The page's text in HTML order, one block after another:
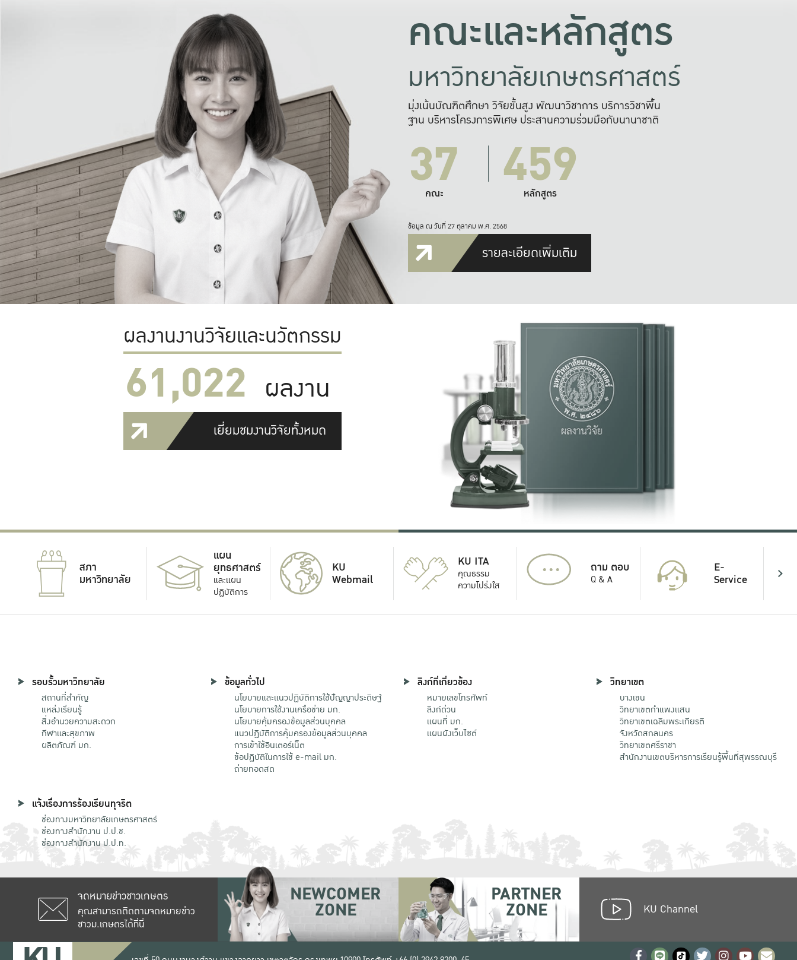
คณะและหลักสูตร
มหาวิทยาลัยเกษตรศาสตร์
มุ่งเน้นบัณฑิตศึกษา วิจัยขั้นสูง พัฒนาวิชาการ บริการวิชาพื้น
ฐาน บริหารโครงการพิเศษ ประสานความร่วมมือกับนานาชาติ
37
คณะ 459
หลักสูตร
ข้อมูล ณ วันที่ 27 ตุลาคม พ.ศ. 2568
รายละเอียดเพิ่มเติม
ผลงานงานวิจัยและนวัตกรรม
61,022 ผลงาน
เยี่ยมชมงานวิจัยทั้งหมด
สภา
มหาวิทยาลัย
แผน
ยุทธศาสตร์
และแผน
ปฏิบัติการ
KU
Webmail
KU ITA
คุณธรรม
ความโปร่งใส
... ถาม ตอบ
Q & A
E-
Service
รอบรั้วมหาวิทยาลัย
สถานที่สำคัญ
แหล่งเรียนรู้
สิ่งอำนวยความสะดวก
กีฬาและสุขภาพ
ผลิตภัณฑ์ มก.
ข้อมูลทั่วไป
นโยบายและแนวปฏิบัติการใช้ปัญญาประดิษฐ์
นโยบายการใช้งานเครือข่าย มก.
นโยบายคุ้มครองข้อมูลส่วนบุคคล
แนวปฏิบัติการคุ้มครองข้อมูลส่วนบุคคล
การเข้าใช้อินเตอร์เน็ต
ข้อปฏิบัติในการใช้ e-mail มก.
ถ่ายทอดสด
ลิงก์ที่เกี่ยวข้อง
หมายเลขโทรศัพท์
ลิงก์ด่วน
แผนที่ มก.
แผนผังเว็บไซต์
วิทยาเขต
บางเขน
วิทยาเขตกําแพงแสน
วิทยาเขตเฉลิมพระเกียรติ
จังหวัดสกลนคร
วิทยาเขตศรีราชา
สำนักงานเขตบริหารการเรียนรู้พื้นที่สุพรรณบุรี
แจ้งเรื่องการร้องเรียนทุจริต
ช่องทางมหาวิทยาลัยเกษตรศาสตร์
ช่องทางสำนักงาน ป.ป.ช.
ช่องทางสำนักงาน ป.ป.ท.
จดหมายข่าวชาวเกษตร
คุณสามารถติดตามจดหมายข่าว
ชาวม.เกษตรได้ที่นี่
NEWCOMER
ZONE
PARTNER
ZONE KU Channel